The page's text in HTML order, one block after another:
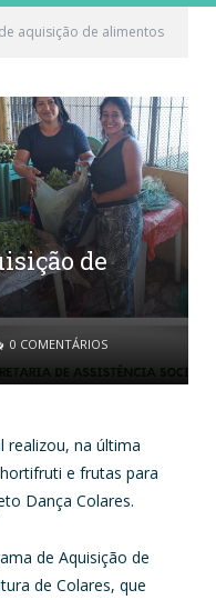
aquisição de alimentos
de
0 COMENTÁRIOS
realizou, na última
e frutas para
Dança Colares.
de Aquisição de
de Colares, que